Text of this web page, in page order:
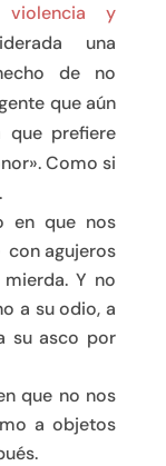
y
una
de no
que aún
que prefiere
Como si
en que nos
con agujeros
Y no
a su odio, a
su asco por
que no nos
a objetos